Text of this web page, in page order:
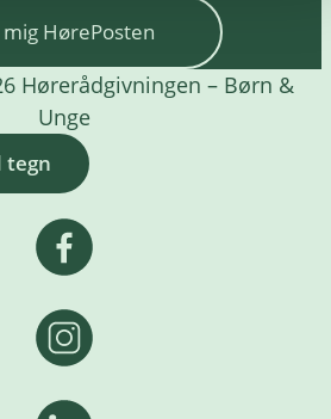
HørePosten
Hørerådgivningen – Børn &
Unge